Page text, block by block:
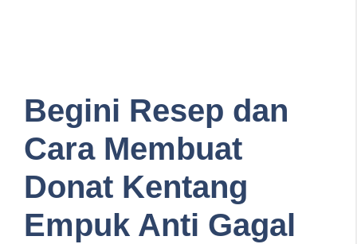
Begini Resep dan
Cara Membuat
Donat Kentang
Empuk Anti Gagal